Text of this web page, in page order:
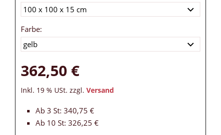
Farbe:
362,50 €
Inkl. 19 % USt. zzgl. Versand
Ab 3 St: 340,75 €
Ab 10 St: 326,25 €